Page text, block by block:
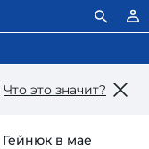
Что это значит?
Гейнюк в мае